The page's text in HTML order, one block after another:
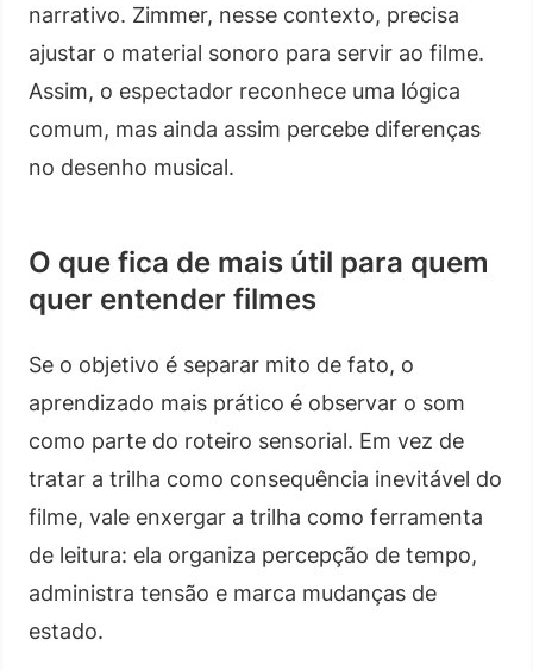
narrativo. Zimmer, nesse contexto, precisa
ajustar o material sonoro para servir ao filme.
Assim, o espectador reconhece uma lógica
comum, mas ainda assim percebe diferenças
no desenho musical.
O que fica de mais útil para quem
quer entender filmes
Se o objetivo é separar mito de fato, o
aprendizado mais prático é observar o som
como parte do roteiro sensorial. Em vez de
tratar a trilha como consequência inevitável do
filme, vale enxergar a trilha como ferramenta
de leitura: ela organiza percepção de tempo,
administra tensão e marca mudanças de
estado.